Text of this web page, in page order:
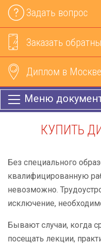
Задать вопрос
Заказать
Диплом в Москве
Меню
КУПИТЬ
Без специального
квалифицированную
невозможно.
исключение,
Бывают случаи, когда
посещать лекции,